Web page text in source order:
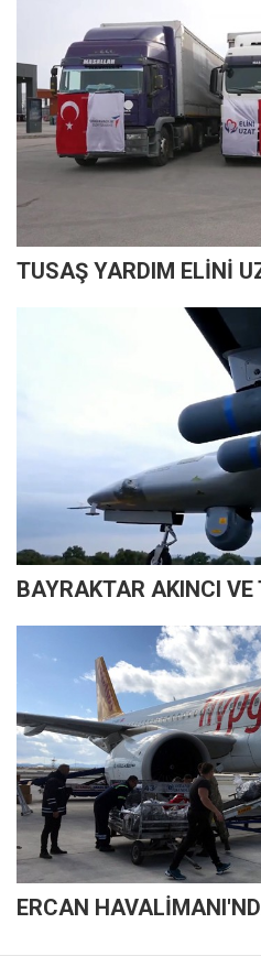
TUSAŞ YARDIM ELİNİ
BAYRAKTAR AKINCI VE
ERCAN